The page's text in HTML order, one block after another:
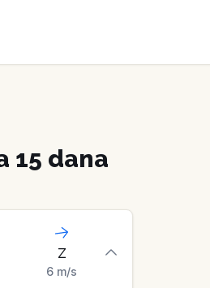
15 dana
Z
6 m/s